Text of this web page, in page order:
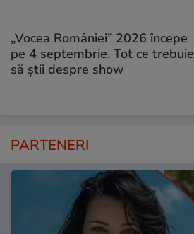
„Vocea României” 2026 începe
pe 4 septembrie. Tot ce trebuie
să știi despre show
PARTENERI